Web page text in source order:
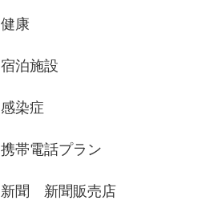
健康
宿泊施設
感染症
携帯電話プラン
新聞 新聞販売店